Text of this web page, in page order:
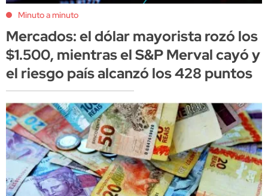
Minuto a minuto
Mercados: el dólar mayorista rozó los
$1.500, mientras el S&P Merval cayó y
el riesgo país alcanzó los 428 puntos